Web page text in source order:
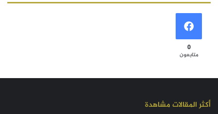
0
متابعون
أكثر المقالات مشاهدة